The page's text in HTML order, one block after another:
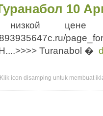
10
низкой цене
Turanabol �
Klik icon disamping untuk membuat